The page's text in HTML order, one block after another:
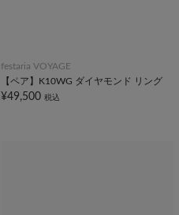
festaria VOYAGE
【ペア】K10WG ダイヤモンド リング
¥49,500 税込